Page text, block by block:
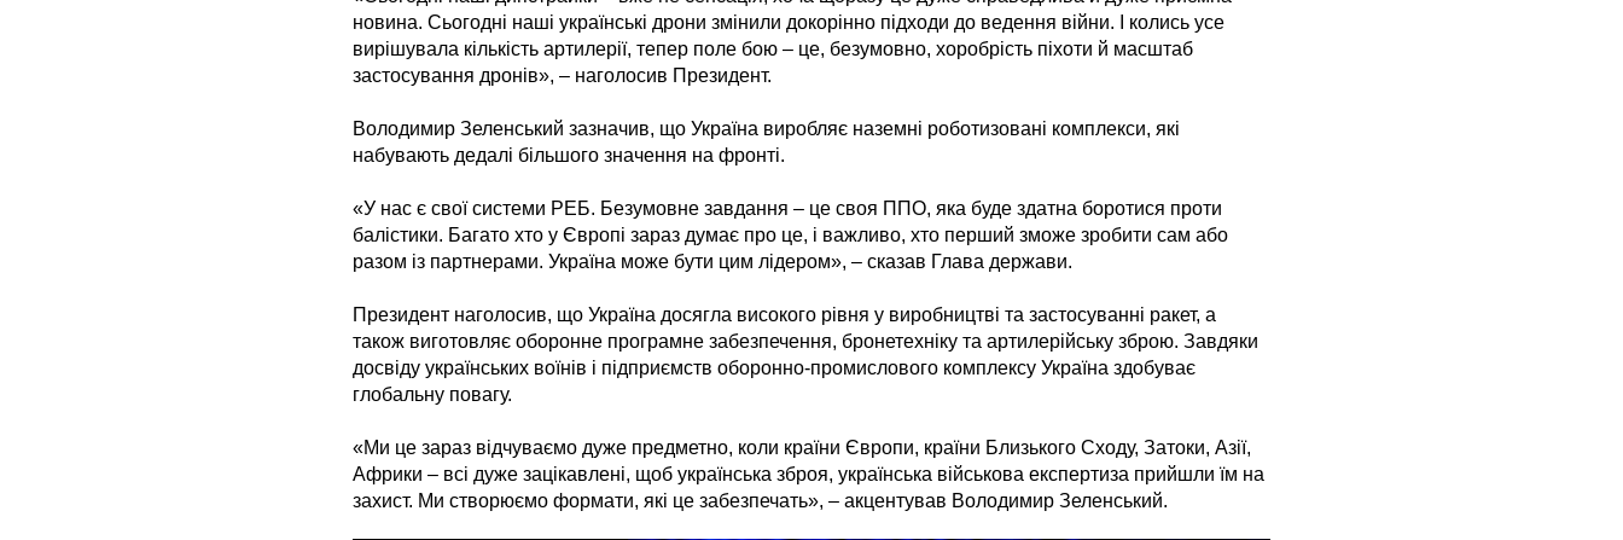
новина. Сьогодні наші українські дрони змінили докорінно підходи до ведення війни. І колись усе
вирішувала кількість артилерії, тепер поле бою – це, безумовно, хоробрість піхоти й масштаб
застосування дронів», – наголосив Президент.
Володимир Зеленський зазначив, що Україна виробляє наземні роботизовані комплекси, які
набувають дедалі більшого значення на фронті.
«У нас є свої системи РЕБ. Безумовне завдання – це своя ППО, яка буде здатна боротися проти
балістики. Багато хто у Європі зараз думає про це, і важливо, хто перший зможе зробити сам або
разом із партнерами. Україна може бути цим лідером», – сказав Глава держави.
Президент наголосив, що Україна досягла високого рівня у виробництві та застосуванні ракет, а
також виготовляє оборонне програмне забезпечення, бронетехніку та артилерійську зброю. Завдяки
досвіду українських воїнів і підприємств оборонно-промислового комплексу Україна здобуває
глобальну повагу.
«Ми це зараз відчуваємо дуже предметно, коли країни Європи, країни Близького Сходу, Затоки, Азії,
Африки – всі дуже зацікавлені, щоб українська зброя, українська військова експертиза прийшли їм на
захист. Ми створюємо формати, які це забезпечать», – акцентував Володимир Зеленський.